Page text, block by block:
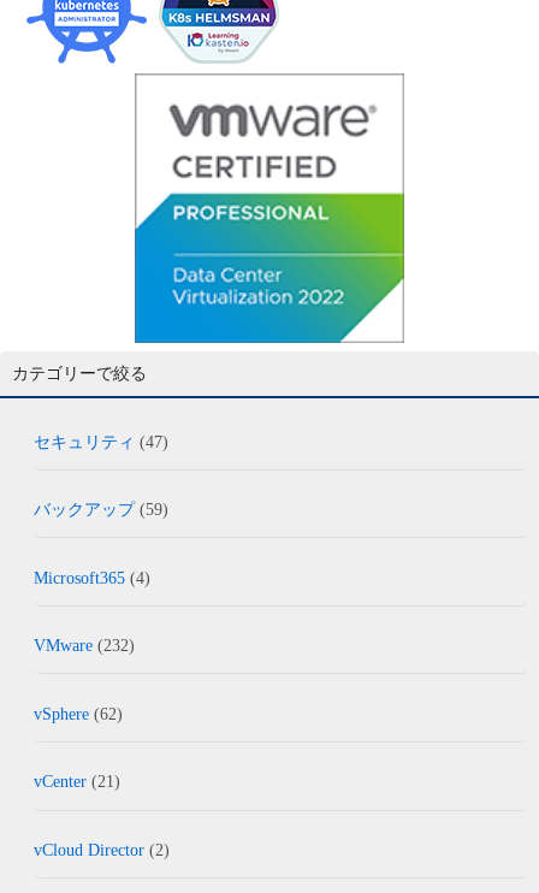
カテゴリーで絞る
セキュリティ (47)
バックアップ(59)
Microsoft365 (4)
VMware (232)
vSphere (62)
vCenter (21)
vCloud Director (2)